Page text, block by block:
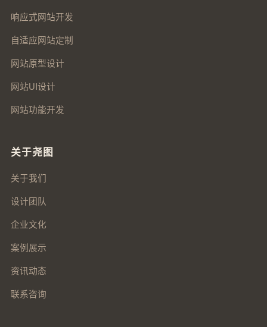
响应式网站开发
自适应网站定制
网站原型设计
网站UI设计
网站功能开发
关于尧图
关于我们
设计团队
企业文化
案例展示
资讯动态
联系咨询